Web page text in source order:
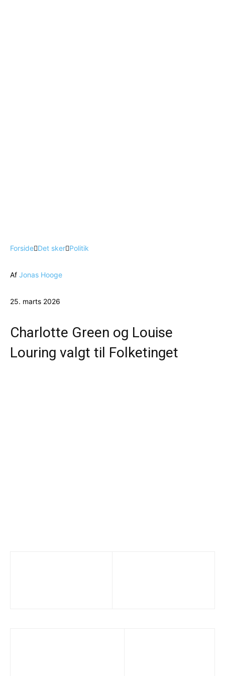
Forside Det sker Politik
Af Jonas Hooge
25. marts 2026
Charlotte Green og Louise
Louring valgt til Folketinget